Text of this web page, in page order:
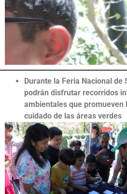
Durante la Feria Nacional de
podrán disfrutar recorridos
ambientales que promueven
cuidado de las áreas verdes